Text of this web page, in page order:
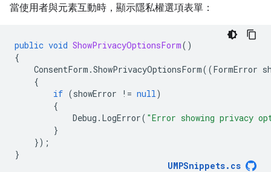
當使用者與元素互動時，顯示隱私權選項表單：
public void ShowPrivacyOptionsForm()
{
ConsentForm .ShowPrivacyOptionsForm((FormError
{
if (showError != null)
{
Debug . LogError( "Error showing privacy
}
});
}
UMPSnippets. cs